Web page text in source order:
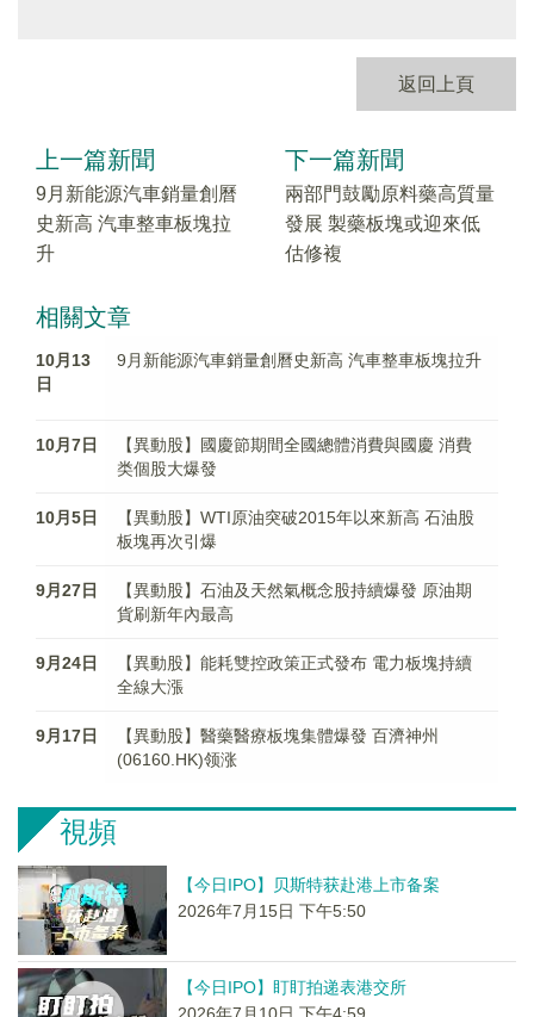
返回上頁
上一篇新聞
9月新能源汽車銷量創曆
史新高 汽車整車板塊拉
升
下一篇新聞
兩部門鼓勵原料藥高質量
發展 製藥板塊或迎來低
估修複
相關文章
10月13
日
9月新能源汽車銷量創曆史新高 汽車整車板塊拉升
10月7日
【異動股】國慶節期間全國總體消費與國慶 消費
类個股大爆發
10月5日
【異動股】WTI原油突破2015年以來新高 石油股
板塊再次引爆
9月27日
【異動股】石油及天然氣概念股持續爆發 原油期
貨刷新年內最高
9月24日
【異動股】能耗雙控政策正式發布 電力板塊持續
全線大漲
9月17日
【異動股】醫藥醫療板塊集體爆發 百濟神州
(06160.HK)领涨
視頻
【今日IPO】贝斯特获赴港上市备案
2026年7月15日 下午5:50
【今日IPO】盯盯拍递表港交所